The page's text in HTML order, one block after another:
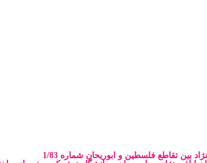
بین تقاطع فلسطین و ابوریحان شماره 1/83